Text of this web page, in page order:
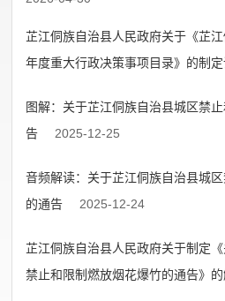
芷江侗族自治县人民政府关于《芷
年度重大行政决策事项目录》的制定
图解：关于芷江侗族自治县城区禁
告
2025-12-25
音频解读：关于芷江侗族自治县城
的通告
2025-12-24
芷江侗族自治县人民政府关于制定
禁止和限制燃放烟花爆竹的通告》